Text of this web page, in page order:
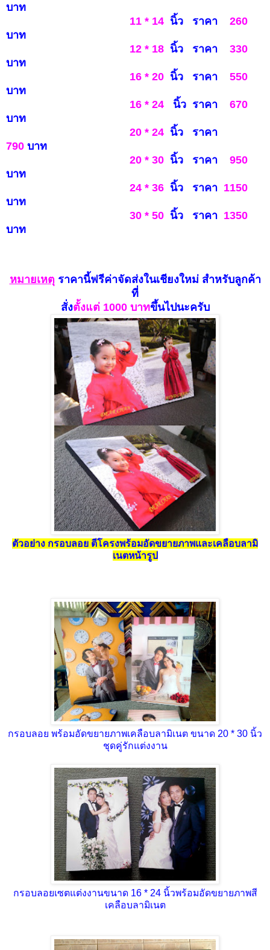
บาท
11 * 14 นิ้ว ราคา
260
บาท
12 * 18 นิ้ว ราคา 330
บาท
16 * 20 นิ้ว ราคา 550
บาท
16 * 24 นิ้ว ราคา 670
บาท
20 * 24 นิ้ว ราคา
790 บาท
20 * 30 นิ้ว ราคา 950
บาท
24 * 36 นิ้ว ราคา 1150
บาท
30 * 50 นิ้ว ราคา 1350
บาท
หมายเหตุราคานี้ฟรีค่าจัดส่งในเชียงใหม่ สำหรับลูกค้า
ที่
สั่งตั้งแต่ 1000 บาทขึ้นไปนะครับ
ตัวอย่าง กรอบลอย ตีโครงพร้อมอัดขยายภาพและเคลือบลามิ
เนตหน้ารูป
กรอบลอย พร้อมอัดขยายภาพเคลือบลามิเนต ขนาด 20 * 30 นิ้ว
ชุดคู่รักแต่งงาน
กรอบลอยเซตแต่งงานขนาด 16 * 24 นิ้วพร้อมอัดขยายภาพสี
เคลือบลามิเนต